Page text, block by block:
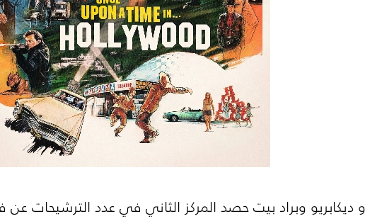
ديكابريو وبراد بيت حصد المركز الثاني في عدد الترشيحات عن